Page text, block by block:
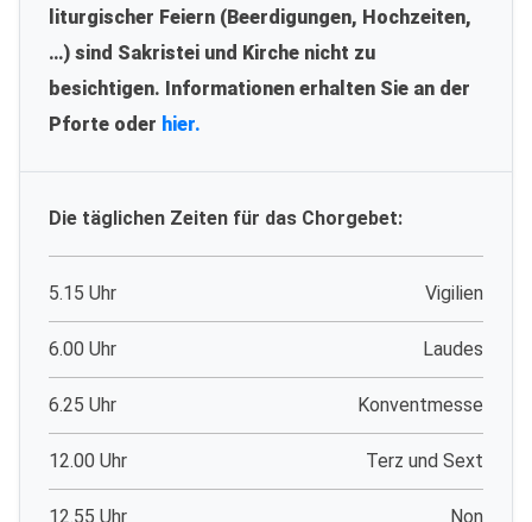
liturgischer Feiern (Beerdigungen, Hochzeiten,
…) sind Sakristei und Kirche nicht zu
besichtigen. Informationen erhalten Sie an der
Pforte oder hier.
Die täglichen Zeiten für das Chorgebet:
5.15 Uhr Vigilien
6.00 Uhr Laudes
6.25 Uhr Konventmesse
12.00 Uhr Terz und Sext
12.55 Uhr Non